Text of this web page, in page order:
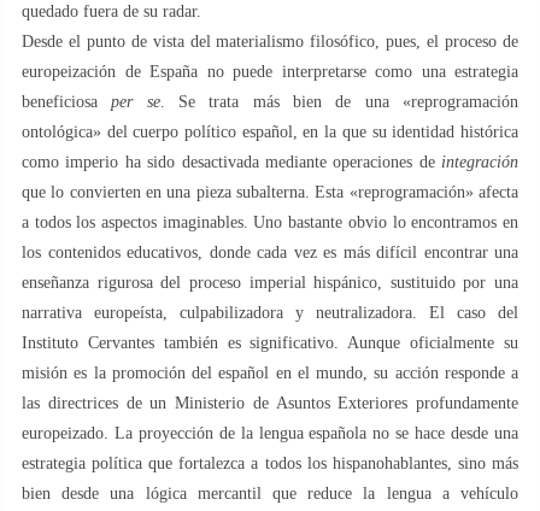
quedado fuera de su radar.
Desde el punto de vista del materialismo filosófico, pues, el proceso de
europeización de España no puede interpretarse como una estrategia
beneficiosaper se. Se trata más bien de una «reprogramación
ontológica» del cuerpo político español, en la que su identidad histórica
como imperio ha sido desactivada mediante operaciones de integración
que lo convierten en una pieza subalterna. Esta «reprogramación» afecta
a todos los aspectos imaginables. Uno bastante obvio lo encontramos en
los contenidos educativos, donde cada vez es más difícil encontrar una
enseñanza rigurosa del proceso imperial hispánico, sustituido por una
narrativa europeísta, culpabilizadora y neutralizadora. El caso del
Instituto Cervantes también es significativo. Aunque oficialmente su
misión es la promoción del español en el mundo, su acción responde a
las directrices de un Ministerio de Asuntos Exteriores profundamente
europeizado. La proyección de la lengua española no se hace desde una
estrategia política que fortalezca a todos los hispanohablantes, sino más
bien desde una lógica mercantil que reduce la lengua a vehículo